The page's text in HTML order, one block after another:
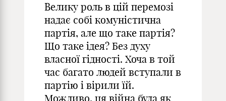
Велику роль в цій перемозі
надає собі комуністична
партія, але що таке партія?
Що таке ідея? Без духу
власної гідності. Хоча в той
час багато людей вступали в
партію і вірили їй.
Можливо, ця війна була як